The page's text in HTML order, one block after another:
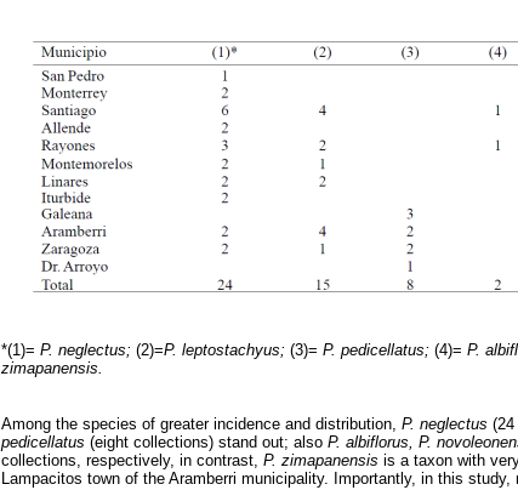
*(1)= P. neglectus; (2)=P. leptostachyus; (3)= P. pedicellatus; (4)= P.
zimapanensis.
Among the species of greater incidence and distribution, P. neglectus
pedicellatus (eight collections) stand out; also P. albiflorus, P.
collections, respectively, in contrast, P. zimapanensis is a taxon with
Lampacitos town of the Aramberri municipality. Importantly, in this